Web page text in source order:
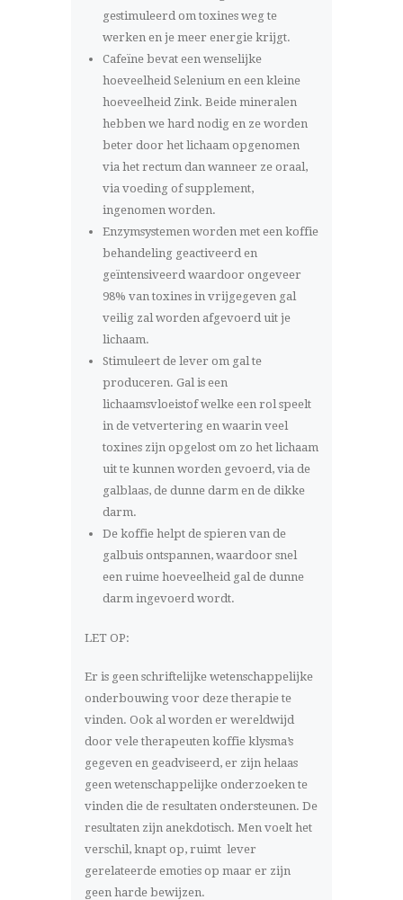
gestimuleerd om toxines weg te
werken en je meer energie krijgt.
Cafeïne bevat een wenselijke
hoeveelheid Selenium en een kleine
hoeveelheid Zink. Beide mineralen
hebben we hard nodig en ze worden
beter door het lichaam opgenomen
via het rectum dan wanneer ze oraal,
via voeding of supplement,
ingenomen worden.
Enzymsystemen worden met een koffie
behandeling geactiveerd en
geïntensiveerd waardoor ongeveer
98% van toxines in vrijgegeven gal
veilig zal worden afgevoerd uit je
lichaam.
Stimuleert de lever om gal te
produceren. Gal is een
lichaamsvloeistof welke een rol speelt
in de vetvertering en waarin veel
toxines zijn opgelost om zo het lichaam
uit te kunnen worden gevoerd, via de
galblaas, de dunne darm en de dikke
darm.
De koffie helpt de spieren van de
galbuis ontspannen, waardoor snel
een ruime hoeveelheid gal de dunne
darm ingevoerd wordt.
LET OP:
Er is geen schriftelijke wetenschappelijke
onderbouwing voor deze therapie te
vinden. Ook al worden er wereldwijd
door vele therapeuten koffie klysma’s
gegeven en geadviseerd, er zijn helaas
geen wetenschappelijke onderzoeken te
vinden die de resultaten ondersteunen. De
resultaten zijn anekdotisch. Men voelt het
verschil, knapt op, ruimt lever
gerelateerde emoties op maar er zijn
geen harde bewijzen.